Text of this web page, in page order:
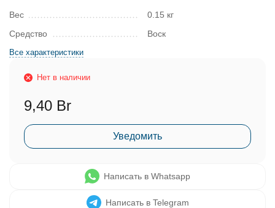
Вес
0.15 кг
Средство
Воск
Все характеристики
Нет в наличии
9,40 Br
Уведомить
Написать в Whatsapp
Написать в Telegram